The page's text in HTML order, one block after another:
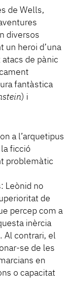
de Wells,
diversos
un heroi d’una
atacs de pànic
fantàstica
) i
a l’arquetipus
la ficció
problemàtic
Leònid no
de
percep com a
inèrcia
Al contrari, el
se de les
en
o capacitat